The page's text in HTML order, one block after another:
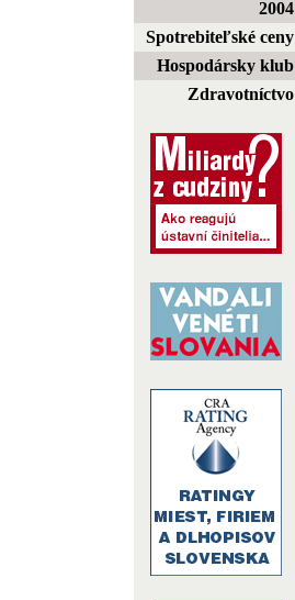
2004
Spotrebiteľské ceny
Hospodársky klub
Zdravotníctvo